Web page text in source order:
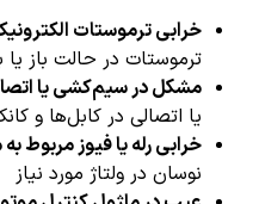
خرابی ترموستات
ترموستات در حالت باز یا
مشکل در سیم‌کشی یا
یا اتصالی در کابل‌ها و
خرابی رله یا فیوز مربوط
نوسان در ولتاژ مورد نیاز